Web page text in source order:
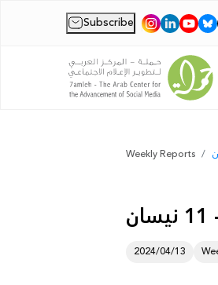
Subscribe |
Weekly Reports
2024/04/13